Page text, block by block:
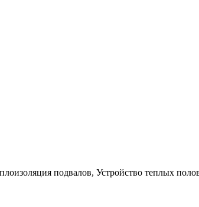
подвалов, Устройство теплых